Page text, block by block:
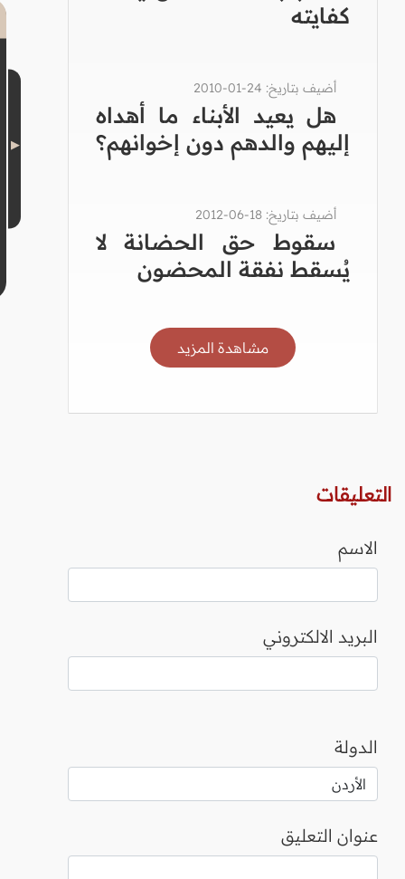
كفايته
أضيف بتاريخ: 24-01-2010
هل يعيد الأبناء ما أهداه
إليهم والدهم دون إخوانهم؟
أضيف بتاريخ: 18-06-2012
سقوط حق الحضانة لا
يُسقط نفقة المحضون
مشاهدة المزيد
التعليقات
الاسم
البريد الالكتروني
الدولة
عنوان التعليق